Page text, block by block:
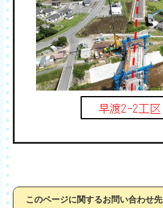
このページに関するお問い合わせ先